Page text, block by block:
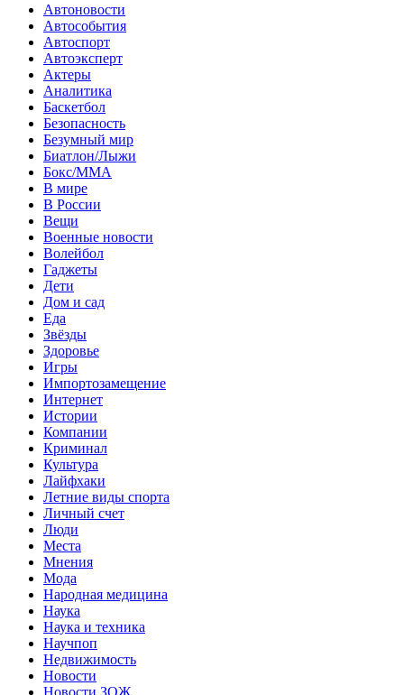
Автоновости
Автособытия
Автоспорт
Автоэксперт
Актеры
Аналитика
Баскетбол
Безопасность
Безумный мир
Биатлон/Лыжи
Бокс/MMA
В мире
В России
Вещи
Военные новости
Волейбол
Гаджеты
Дети
Дом и сад
Еда
Звёзды
Здоровье
Игры
Импортозамещение
Интернет
Истории
Компании
Криминал
Культура
Лайфхаки
Летние виды спорта
Личный счет
Люди
Места
Мнения
Мода
Народная медицина
Наука
Наука и техника
Научпоп
Недвижимость
Новости
Новости ЗОЖ